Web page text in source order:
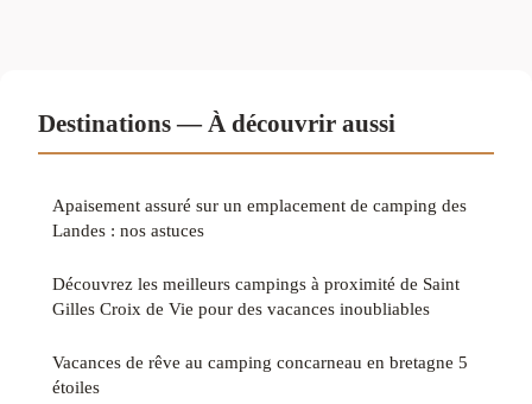
Destinations — À découvrir aussi
Apaisement assuré sur un emplacement de camping des
Landes : nos astuces
Découvrez les meilleurs campings à proximité de Saint
Gilles Croix de Vie pour des vacances inoubliables
Vacances de rêve au camping concarneau en bretagne 5
étoiles